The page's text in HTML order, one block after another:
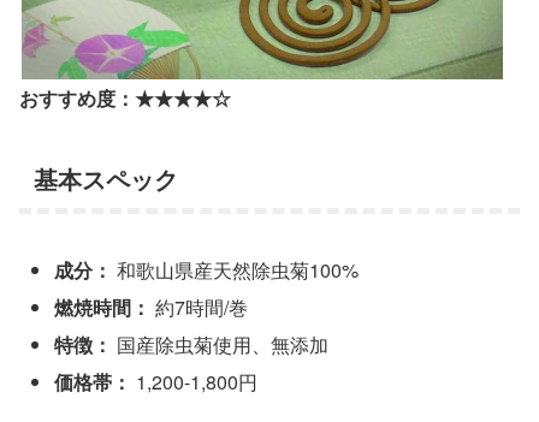
おすすめ度：★★★★☆
基本スペック
成分： 和歌山県産天然除虫菊100%
燃焼時間： 約7時間/巻
特徴： 国産除虫菊使用、無添加
価格帯： 1,200-1,800円